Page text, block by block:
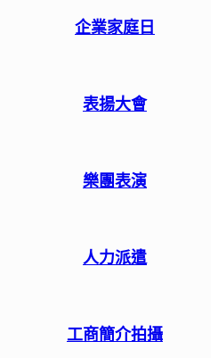
企業家庭日
表揚大會
樂團表演
人力派遣
工商簡介拍攝